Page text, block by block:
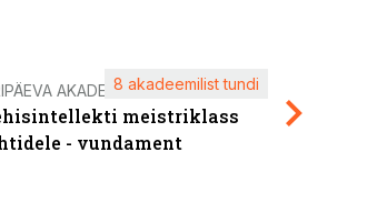
AKADEEMIA
meistriklass
- vundament
8 akadeemilist tundi